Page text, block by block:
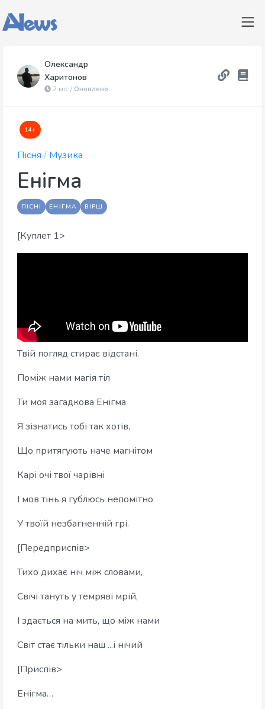
Олександр
Харитонов
2 міс / Оновлено
14+
Пісня / Музика
Енігма
ПІСНІ ЕНІГМА ВІРШ
[Куплет 1>
Твій погляд стирає відстані.
Поміж нами магія тіл
Ти моя загадкова Енігма
Я зізнатись тобі так хотів,
Що притягують наче магнітом
Карі очі твої чарівні
І мов тінь я гублюсь непомітно
У твоїй незбагненній грі.
[Передприспів>
Тихо дихає ніч між словами,
Свічі тануть у темряві мрій,
І здається на мить, що між нами
Світ стає тільки наш ...і нічий
[Приспів>
Енігма…